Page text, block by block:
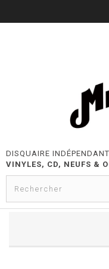
DISQUAIRE
VINYLES, CD, NEUFS &